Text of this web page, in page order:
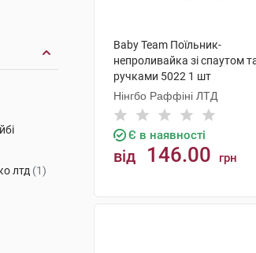
лтд (1)
Baby Team Поїльник-
непроливайка зі спаутом
ручками 5022 1 шт
Нінгбо Раффіні ЛТД
Є в наявності
від 146.00 грн